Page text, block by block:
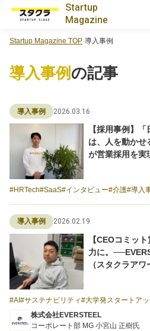
Startup
Magazine
注目スタートアップ
イベント・セミナー
特集記事
CEOインタビュー
転職
大学発スタートアップ
導入事例
Startup Magazine TOP 導入事例
導入事例 の記事
導入事例 2026.03.16
【採用事例】
は、人を動かせ
が営業採用を実
HRTech SaaS インタビュー 介護 導入
導入事例 2026.02.19
【CEOコミッ
力に。
（スタクラアワ
AI サステナビリティ 大学発スタートア
株式会社EVERSTEEL
コーポレート部 MG 小宮山 正樹氏